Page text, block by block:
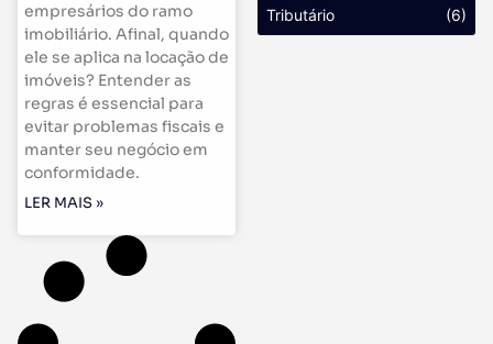
empresários do ramo
imobiliário. Afinal, quando
ele se aplica na locação de
imóveis? Entender as
regras é essencial para
evitar problemas fiscais e
manter seu negócio em
conformidade.
LER MAIS »
Tributário (6)